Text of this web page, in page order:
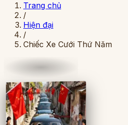
Trang chủ
/
Hiện đại
/
Chiếc Xe Cưới Thứ Năm